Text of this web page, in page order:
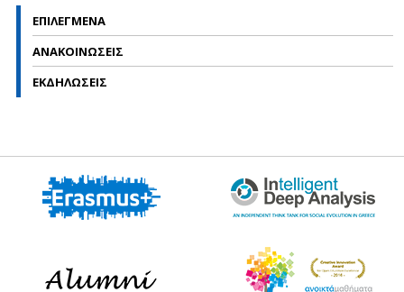
ΕΠΙΛΕΓΜΕΝΑ
ΑΝΑΚΟΙΝΩΣΕΙΣ
ΕΚΔΗΛΩΣΕΙΣ